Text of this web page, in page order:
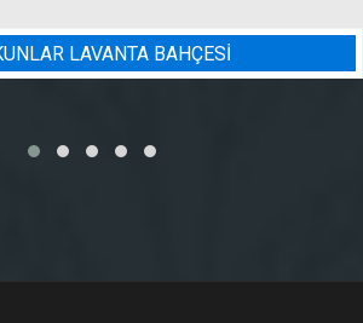
BADEM BAHÇESI